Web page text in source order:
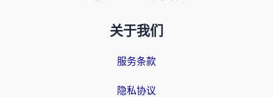
关于我们
服务条款
隐私协议